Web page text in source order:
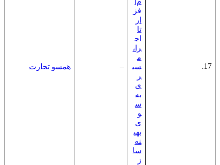
17.
فز
ار
تا
اج
را،
م
سی
ر
ی
به
س
و
ی
بهی
نه‌
سا
ز
– همسو تجارت